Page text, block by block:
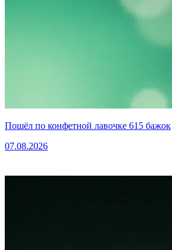
Пошёл по конфетной лавочке 615 бажок
07.08.2026